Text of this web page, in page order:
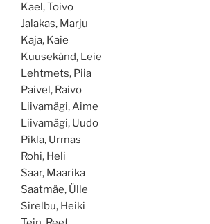
Kael, Toivo
Jalakas, Marju
Kaja, Kaie
Kuusekänd, Leie
Lehtmets, Piia
Paivel, Raivo
Liivamägi, Aime
Liivamägi, Uudo
Pikla, Urmas
Rohi, Heli
Saar, Maarika
Saatmäe, Ülle
Sirelbu, Heiki